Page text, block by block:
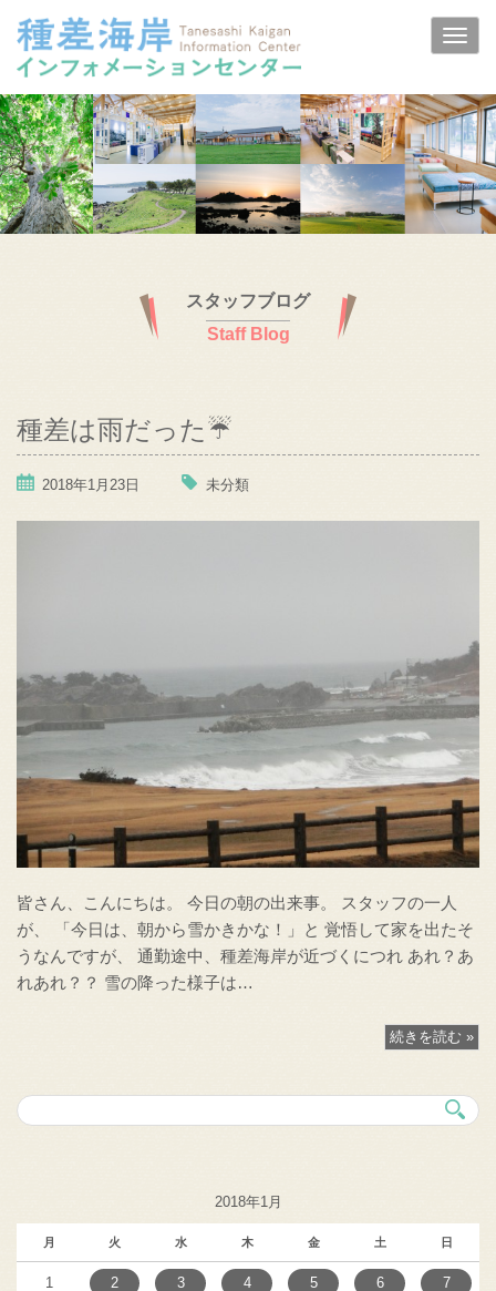
スタッフブログ
Staff Blog
種差は雨だった☔
2018年1月23日 未分類
皆さん、こんにちは。 今日の朝の出来事。 スタッフの一人
が、 「今日は、朝から雪かきかな！」と 覚悟して家を出たそ
うなんですが、 通勤途中、種差海岸が近づくにつれ あれ？あ
れあれ？？ 雪の降った様子は…
続きを読む »
2018年1月
月 火 水 木 金 土 日
1 2 3 4 5 6 7